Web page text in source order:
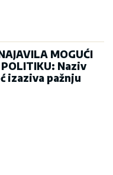
MOGUĆI
Naziv
izaziva pažnju